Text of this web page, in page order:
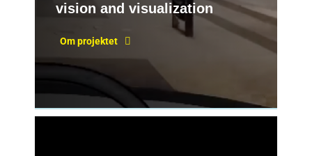
vision and visualization
Om projektet